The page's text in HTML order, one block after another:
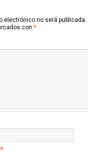
electrónico no será publicada.
con *
*